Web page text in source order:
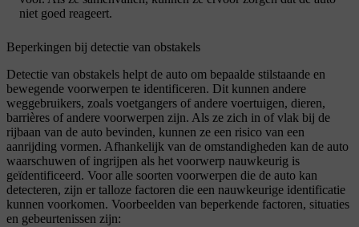
niet goed reageert.
Beperkingen bij detectie van obstakels
Detectie van obstakels helpt de auto om bepaalde stilstaande en
bewegende voorwerpen te identificeren. Dit kunnen andere
weggebruikers, zoals voetgangers of andere voertuigen, dieren,
barrières of andere voorwerpen zijn. Als ze zich in of vlak bij de
rijbaan van de auto bevinden, kunnen ze een risico van een
aanrijding vormen. Afhankelijk van de omstandigheden kan de auto
waarschuwen of ingrijpen als het voorwerp nauwkeurig is
geïdentificeerd. Voor alle soorten voorwerpen die de auto kan
detecteren, zijn er talloze factoren die een nauwkeurige identificatie
kunnen voorkomen. Voorbeelden van beperkende factoren, situaties
en gebeurtenissen zijn: